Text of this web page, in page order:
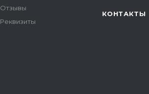
Отзывы
Реквизиты
КОНТАКТЫ